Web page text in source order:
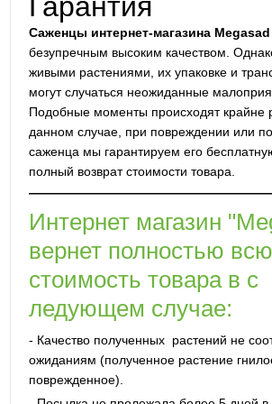
Саженцы интернет-магазина Megasad
безупречным высоким качеством.
живыми растениями, их упаковке и
могут случаться неожиданные
Подобные моменты происходят крайне
данном случае, при повреждении или
саженца мы гарантируем его
полный возврат стоимости товара.
Интернет магазин
вернет полностью всю
стоимость товара в с
ледующем случае:
- Качество полученных растений не
ожиданиям (полученное растение
поврежденное).